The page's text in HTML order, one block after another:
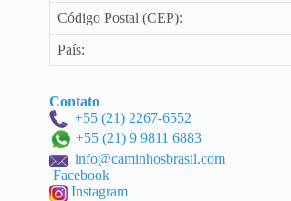
Código Postal (CEP):
País:
Contato
+55 (21) 2267-6552
+55 (21) 9 9811 6883
info@caminhosbrasil.com
Facebook
Instagram